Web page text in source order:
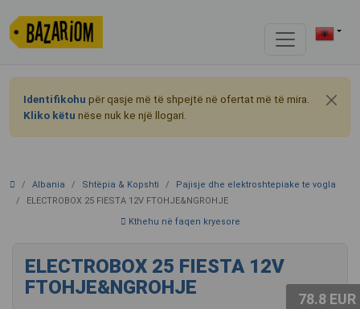
Identifikohu për qasje më të shpejtë në ofertat më të mira.
Kliko këtu nëse nuk ke një llogari.
Albania Shtëpia & Kopshti
Pajisje dhe elektroshtepiake te vogla
ELECTROBOX 25 FIESTA 12V FTOHJE&NGROHJE
Kthehu në faqen kryesore
ELECTROBOX 25 FIESTA 12V
FTOHJE&NGROHJE
78.8 EUR